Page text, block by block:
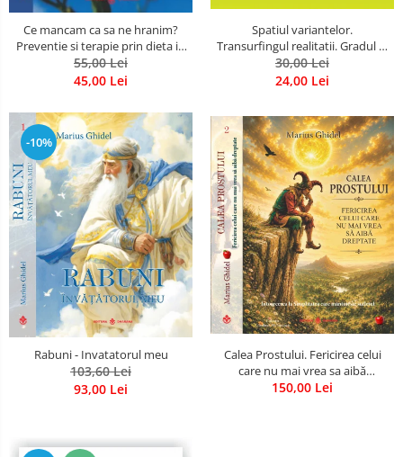
Ce mancam ca sa ne hranim?
Preventie si terapie prin dieta in
bolile cardiovasculare si in
diabetul zaharat
55,00 Lei
45,00 Lei
Spatiul variantelor.
Transurfingul realitatii. Gradul 1.
Cum sa ne dezvoltam intuitia si
sa ne alegem soarta
30,00 Lei
24,00 Lei
-10%
Rabuni - Invatatorul meu
103,60 Lei
93,00 Lei
Calea Prostului. Fericirea celui
care nu mai vrea sa aibă
dreptate - Intoarcerea la
150,00 Lei